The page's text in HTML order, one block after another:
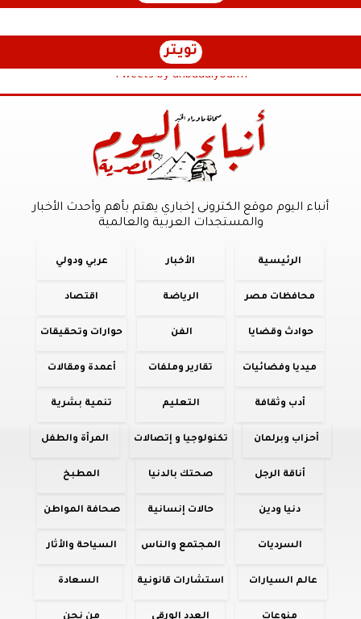
تويتر
Tweets by anbaaalyoum1
أنباء اليوم موقع الكترونى إخباري يهتم بأهم وأحدث الأخبار
والمستجدات العربية والعالمية
الرئيسية الأخبار عربي ودولي
محافظات مصر الرياضة اقتصاد
حوادث وقضايا الفن حوارات وتحقيقات
ميديا وفضائيات تقارير وملفات أعمدة ومقالات
أدب وثقافة التعليم تنمية بشرية
أحزاب وبرلمان تكنولوجيا و إتصالات المرأة والطفل
أناقة الرجل صحتك بالدنيا المطبخ
دنيا ودين حالات إنسانية صحافة المواطن
السرديات المجتمع والناس السياحة والأثار
عالم السيارات استشارات قانونية السعادة
منوعات العدد الورقي من نحن